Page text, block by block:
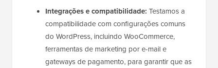
Integrações e compatibilidade: Testamos a
compatibilidade com configurações comuns
do WordPress, incluindo WooCommerce,
ferramentas de marketing por e-mail e
gateways de pagamento, para garantir que as